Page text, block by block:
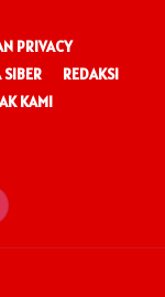
PRIVACY
REDAKSI
KAMI